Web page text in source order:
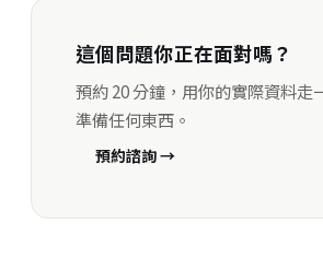
這個問題你正在面對嗎？
預約 20 分鐘，用你的實際資料
準備任何東西。
預約諮詢 →